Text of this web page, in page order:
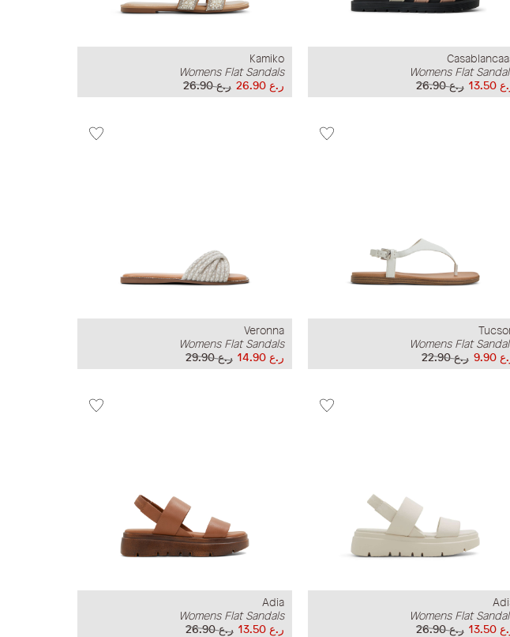
Womens Flat
ر.ع 26.90
Kamiko
Womens Flat Sandals
ر.ع 26.90
ر.ع 26.90
Womens Flat
ر.ع 22.90
9.90
Veronna
Womens Flat Sandals
ر.ع 29.90
ر.ع 14.90
Womens Flat
ر.ع 26.90
Adia
Womens Flat Sandals
ر.ع 26.90
ر.ع 13.50